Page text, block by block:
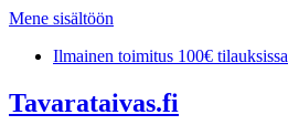
Mene sisältöön
Ilmainen toimitus 100€ tilauksissa
Tavarataivas.fi